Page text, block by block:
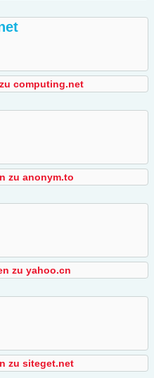
computing.net
zu anonym.to
zu yahoo.cn
zu siteget.net